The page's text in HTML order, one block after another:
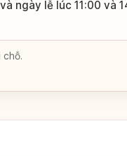
ngày lễ lúc 11:00 và
chỗ.